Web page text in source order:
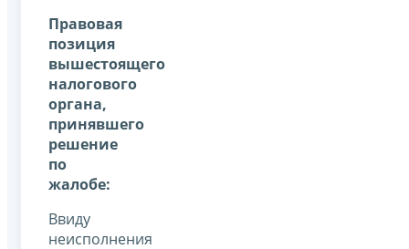
Правовая
позиция
вышестоящего
налогового
органа,
принявшего
решение
по
жалобе:
Ввиду
неисполнения